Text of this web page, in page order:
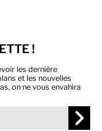
!
les dernière
et les nouvelles
on ne vous envahira